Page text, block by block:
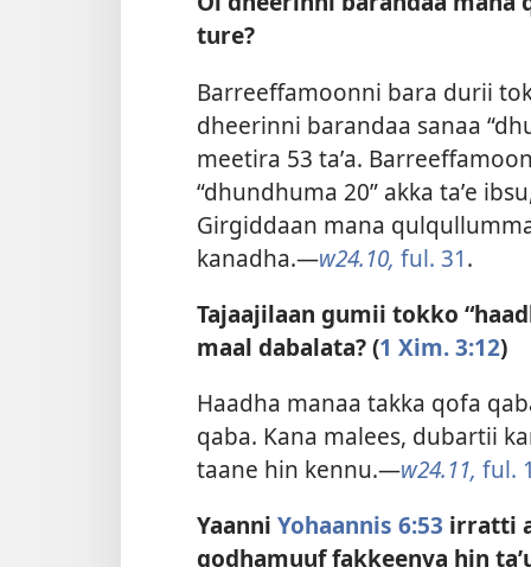
ture?
Barreeffamoonni bara durii
dheerinni barandaa sanaa
meetira 53 taʼa.
“dhundhuma 20” akka taʼe
Girgiddaan mana
kanadha.—w24.10, ful. 31.
Tajaajilaan gumii tokko
maal dabalata? (1 Xim. 3:12)
Haadha manaa takka qofa
qaba. Kana malees, dubartii
taane hin kennu.—w24.11, ful.
Yaanni Yohaannis 6:53 irratti
godhamuuf fakkeenya hin